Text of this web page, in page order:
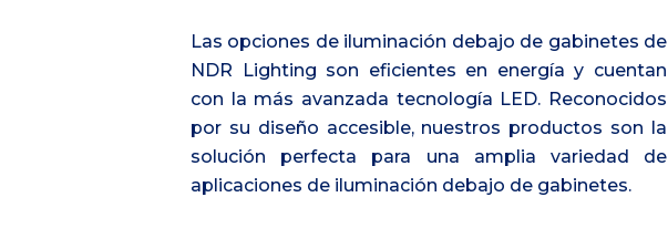
Las opciones de iluminación debajo de gabinetes de
NDR Lighting son eficientes en energía y cuentan
con la más avanzada tecnología LED. Reconocidos
por su diseño accesible, nuestros productos son la
solución perfecta para una amplia variedad de
aplicaciones de iluminación debajo de gabinetes.